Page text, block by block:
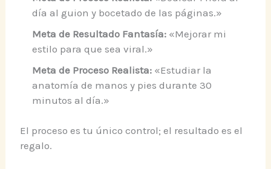
día al guion y bocetado de las páginas.»
Meta de Resultado Fantasía: «Mejorar mi
estilo para que sea viral.»
Meta de Proceso Realista: «Estudiar la
anatomía de manos y pies durante 30
minutos al día.»
El proceso es tu único control; el resultado es el
regalo.